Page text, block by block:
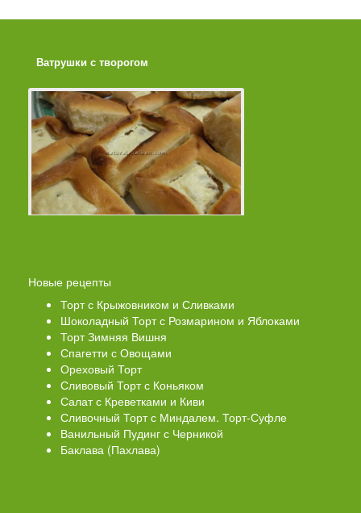
Ватрушки с творогом
Новые рецепты
Торт с Крыжовником и Сливками
Шоколадный Торт с Розмарином и Яблоками
Торт Зимняя Вишня
Спагетти с Овощами
Ореховый Торт
Сливовый Торт с Коньяком
Салат с Креветками и Киви
Сливочный Торт с Миндалем. Торт-Суфле
Ванильный Пудинг с Черникой
Баклава (Пахлава)